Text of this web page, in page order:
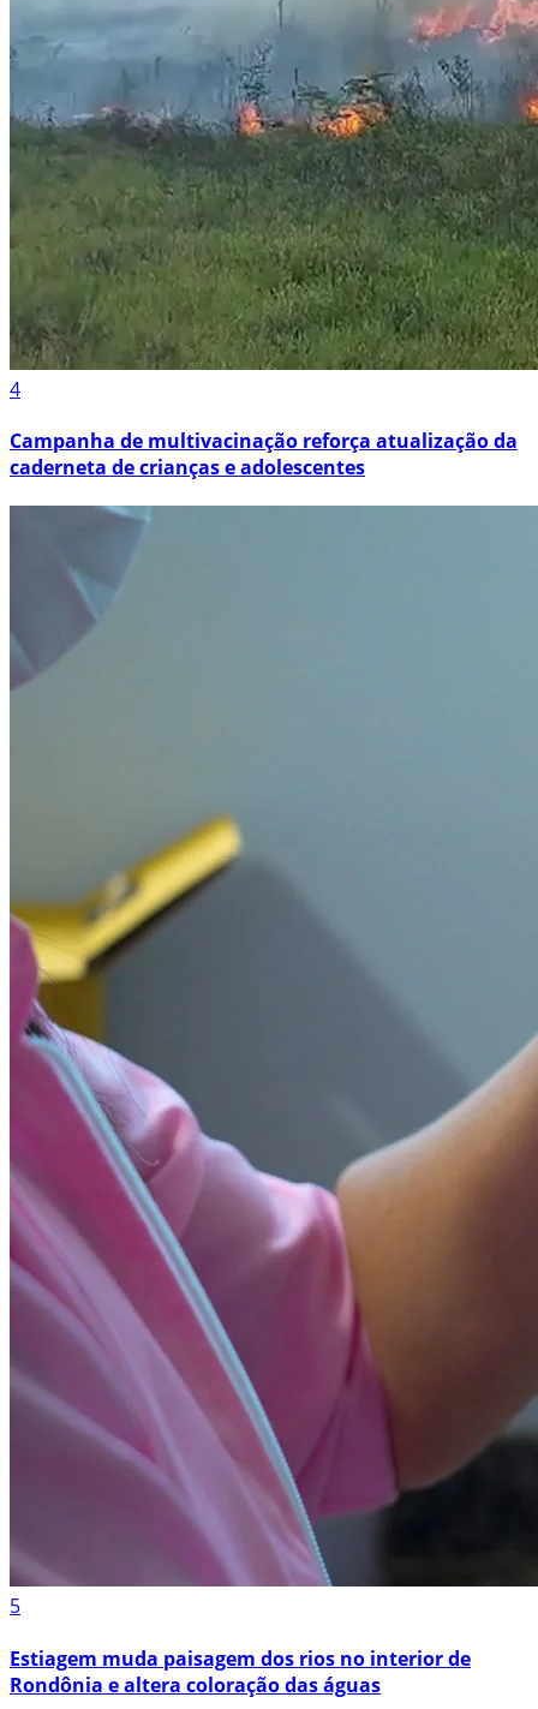
4
Campanha de multivacinação reforça atualização da
caderneta de crianças e adolescentes
5
Estiagem muda paisagem dos rios no interior de
Rondônia e altera coloração das águas